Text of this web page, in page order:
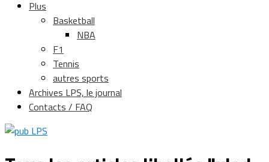
Plus
Basketball
NBA
F1
Tennis
autres sports
Archives LPS, le journal
Contacts / FAQ